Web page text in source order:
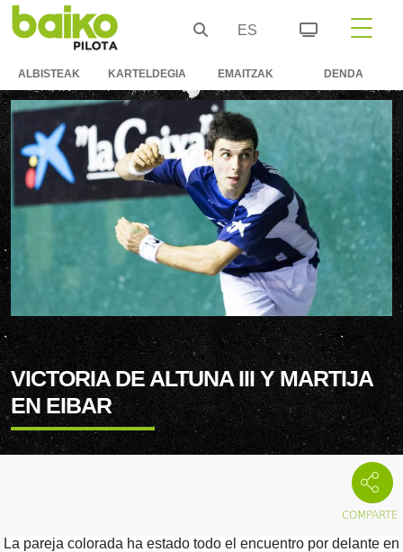
ES
ALBISTEAK KARTELDEGIA EMAITZAK DENDA
VICTORIA DE ALTUNA III Y MARTIJA
EN EIBAR
La pareja colorada ha estado todo el encuentro por delante en